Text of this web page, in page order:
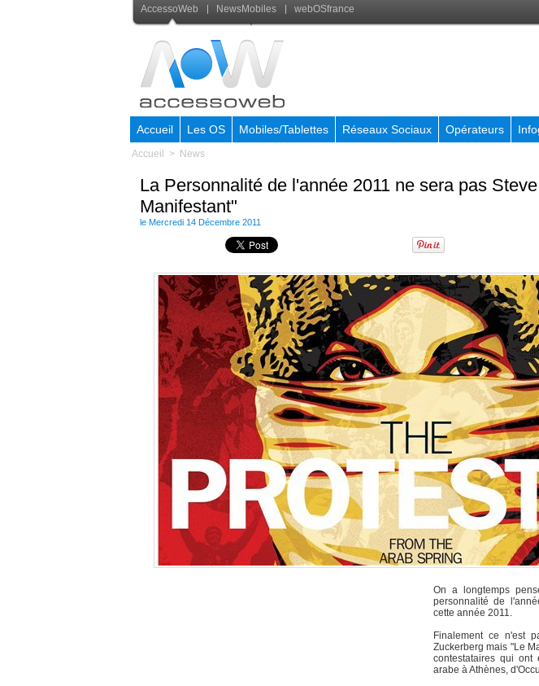
AccessoWeb NewsMobiles webOSfrance
Accueil Les OS Mobiles/Tablettes Réseaux Sociaux Opérateurs
Accueil > News
La Personnalité de l'année 2011 ne sera pas
Manifestant"
le Mercredi 14 Décembre 2011
On a longtemps
personnalité de
cette année 2011.
Finalement ce n'est
Zuckerberg mais "Le
contestataires qui
arabe à Athènes,